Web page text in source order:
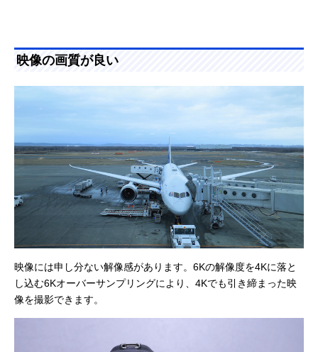
映像の画質が良い
映像には申し分ない解像感があります。6Kの解像度を4Kに落と
し込む6Kオーバーサンプリングにより、4Kでも引き締まった映
像を撮影できます。